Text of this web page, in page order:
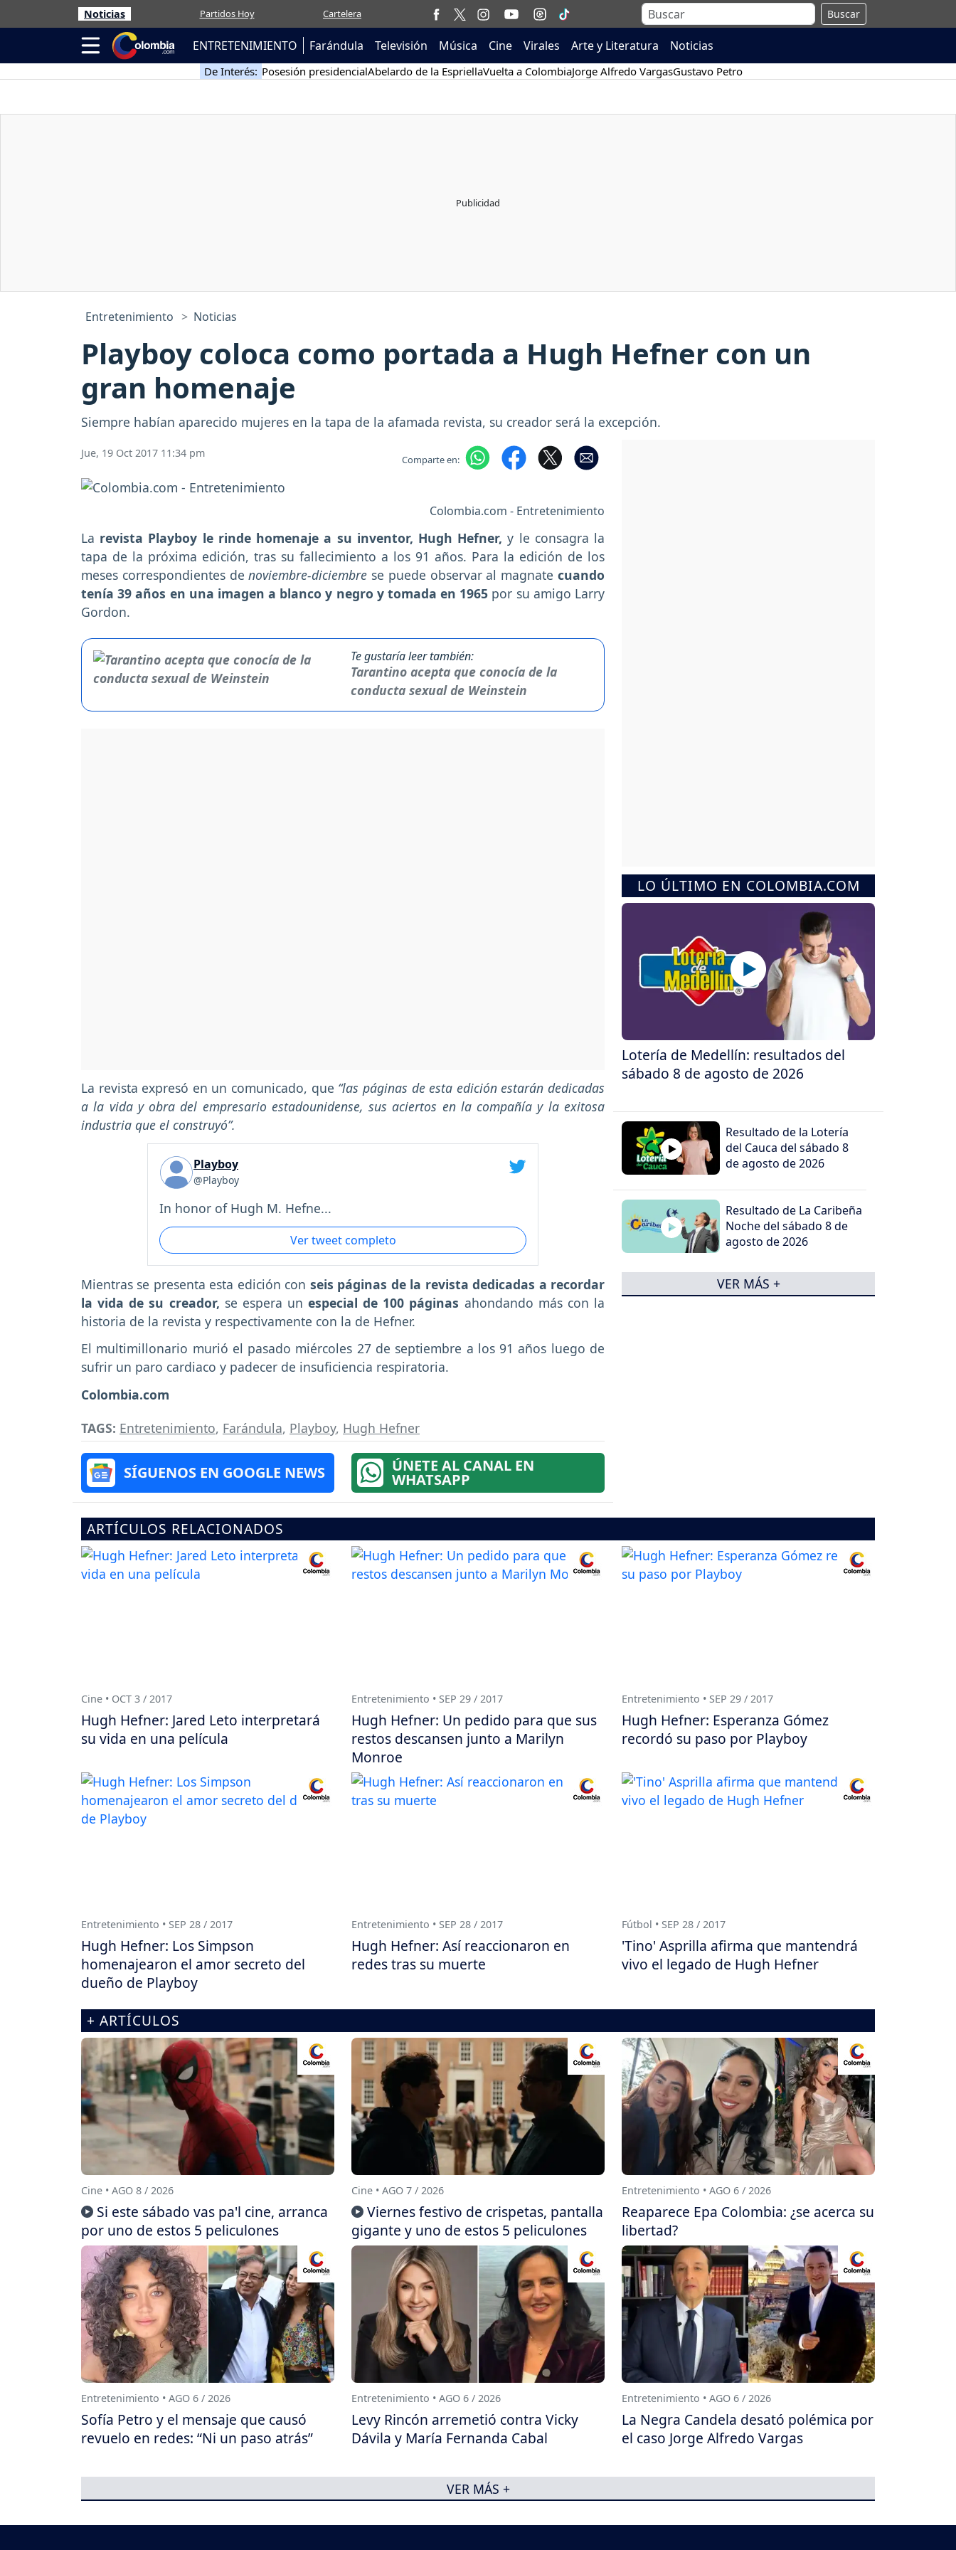
Noticias Partidos Hoy Cartelera Buscar
ENTRETENIMIENTO Farándula Televisión Música Cine Virales Arte y Literatura Noticias
De Interés: Posesión presidencialAbelardo de la EspriellaVuelta a ColombiaJorge Alfredo VargasGustavo Petro
Entretenimiento Noticias
Playboy coloca como portada a Hugh Hefner con un
gran homenaje
Siempre habían aparecido mujeres en la tapa de la afamada revista, su creador será la excepción.
Jue, 19 Oct 2017 11:34 pm Comparte en:
Colombia.com - Entretenimiento
La revista Playboy le rinde homenaje a su inventor, Hugh Hefner, y le consagra la
tapa de la próxima edición, tras su fallecimiento a los 91 años. Para la edición de los
meses correspondientes denoviembre-diciembre se puede observar al magnatecuando
tenía 39 años en una imagen a blanco y negro y tomada en 1965 por su amigo Larry
Gordon.
Te gustaría leer también:
Tarantino acepta que conocía de la
conducta sexual de Weinstein
La revista expresó en un comunicado, que “las páginas de esta edición estarán dedicadas
a la vida y obra del empresario estadounidense, sus aciertos en la compañía y la exitosa
industria que el construyó”.
Playboy
@Playboy
In honor of Hugh M. Hefne...
Ver tweet completo
Mientras se presenta esta edición con seis páginas de la revista dedicadas a recordar
la vida de su creador, se espera unespecial de 100 páginas ahondando más con la
historia de la revista y respectivamente con la de Hefner.
El multimillonario murió el pasado miércoles 27 de septiembre a los 91 años luego de
sufrir un paro cardiaco y padecer de insuficiencia respiratoria.
Colombia.com
TAGS: Entretenimiento, Farándula, Playboy, Hugh Hefner
SÍGUENOS EN GOOGLE NEWS ÚNETE AL CANAL EN
WHATSAPP
LO ÚLTIMO EN COLOMBIA.COM
Lotería de Medellín: resultados del
sábado 8 de agosto de 2026
Resultado de la Lotería
del Cauca del sábado 8
de agosto de 2026
Resultado de La Caribeña
Noche del sábado 8 de
agosto de 2026
VER MÁS +
ARTÍCULOS RELACIONADOS
Cine • OCT 3 / 2017
Hugh Hefner: Jared Leto interpretará
su vida en una película
Entretenimiento • SEP 29 / 2017
Hugh Hefner: Un pedido para que sus
restos descansen junto a Marilyn
Monroe
Entretenimiento • SEP 29 / 2017
Hugh Hefner: Esperanza Gómez
recordó su paso por Playboy
Entretenimiento • SEP 28 / 2017
Hugh Hefner: Los Simpson
homenajearon el amor secreto del
dueño de Playboy
Entretenimiento • SEP 28 / 2017
Hugh Hefner: Así reaccionaron en
redes tras su muerte
Fútbol • SEP 28 / 2017
'Tino' Asprilla afirma que mantendrá
vivo el legado de Hugh Hefner
+ ARTÍCULOS
Cine • AGO 8 / 2026
Si este sábado vas pa'l cine, arranca
por uno de estos 5 peliculones
Cine • AGO 7 / 2026
Viernes festivo de crispetas, pantalla
gigante y uno de estos 5 peliculones
Entretenimiento • AGO 6 / 2026
Reaparece Epa Colombia: ¿se acerca su
libertad?
Entretenimiento • AGO 6 / 2026
Sofía Petro y el mensaje que causó
revuelo en redes: “Ni un paso atrás”
Entretenimiento • AGO 6 / 2026
Levy Rincón arremetió contra Vicky
Dávila y María Fernanda Cabal
Entretenimiento • AGO 6 / 2026
La Negra Candela desató polémica por
el caso Jorge Alfredo Vargas
VER MÁS +